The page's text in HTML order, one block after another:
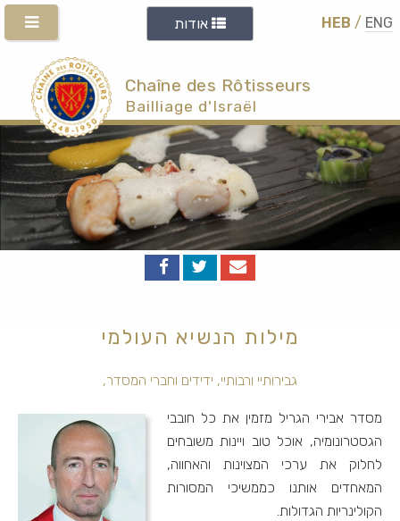
Chaîne des Rôtisseurs
Bailliage d'Israël
אודות
מילות הנשיא העולמי
גבירותיי ורבותיי, ידידים וחברי המסדר,
מסדר אבירי הגריל מזמין את כל חובבי
הגסטרונומיה, אוכל טוב ויינות משובחים
לחלוק את ערכי המצוינות והאחווה,
המאחדים אותנו כממשיכי המסורות
הקולינריות הגדולות.
HEB / ENG